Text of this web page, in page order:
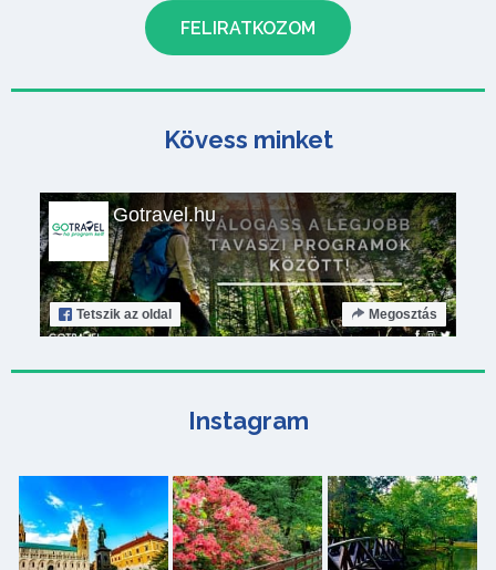
Kövess minket
Gotravel.hu
Tetszik az oldal Megosztás
Instagram